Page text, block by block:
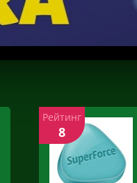
Рейтинг
8